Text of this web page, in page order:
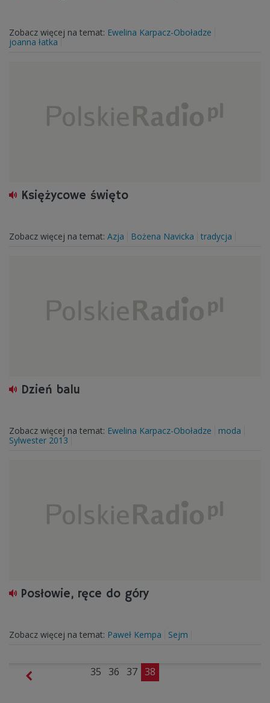
Zobacz więcej na temat: Ewelina Karpacz-Oboładze
joanna łatka
Księżycowe święto
Zobacz więcej na temat: Azja Bożena Navicka tradycja
Dzień balu
Zobacz więcej na temat: Ewelina Karpacz-Oboładze
moda
Sylwester 2013
Posłowie, ręce do góry
Zobacz więcej na temat: Paweł Kempa Sejm
35 36 37 38